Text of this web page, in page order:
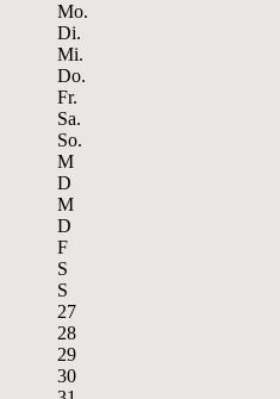
Mo.
Di.
Mi.
Do.
Fr.
Sa.
So.
M
D
M
D
F
S
S
27
28
29
30